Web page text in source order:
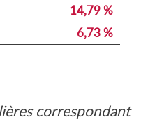
14,79 %
6,73 %